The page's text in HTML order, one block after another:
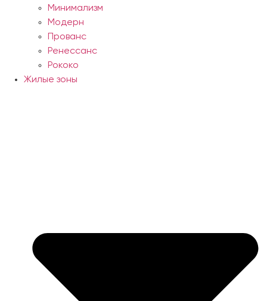
Минимализм
Модерн
Прованс
Ренессанс
Рококо
Жилые зоны